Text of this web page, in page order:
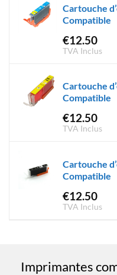
Cartouche
Compatible
€12.50
TVA Inclus
Cartouche
Compatible
€12.50
TVA Inclus
Cartouche
Compatible
€12.50
TVA Inclus
Imprimantes